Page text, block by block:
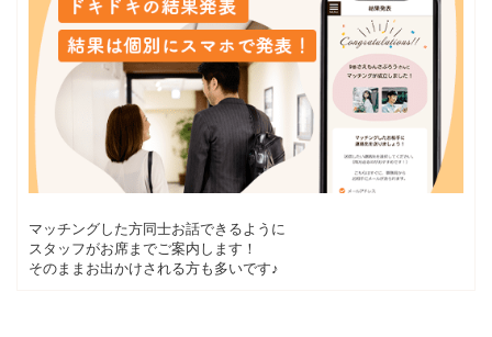
マッチングした方同士お話できるように
スタッフがお席までご案内します！
そのままお出かけされる方も多いです♪